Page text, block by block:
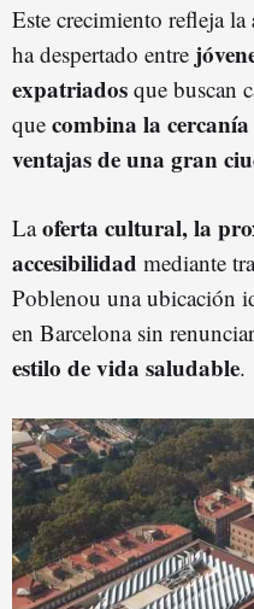
Este crecimiento refleja la
ha despertado entre
expatriados que buscan
que combina la
ventajas de una gran
Laoferta cultural, la
accesibilidad mediante
Poblenou una ubicación
en Barcelona sin
estilo de vida saludable.